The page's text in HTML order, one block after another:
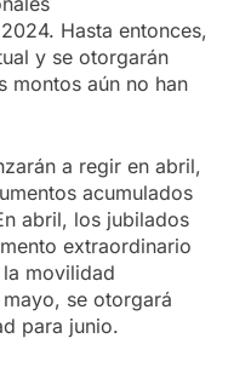
Hasta entonces,
y se otorgarán
montos aún no han
a regir en abril,
acumulados
abril, los jubilados
extraordinario
movilidad
se otorgará
para junio.